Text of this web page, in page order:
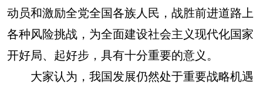
动员和激励全党全国各族人民，战胜前进道路上
各种风险挑战，为全面建设社会主义现代化国家
开好局、起好步，具有十分重要的意义。
大家认为，我国发展仍然处于重要战略机遇